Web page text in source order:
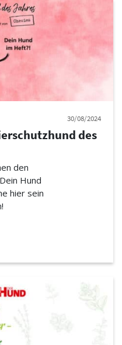
30/08/2024
des
den
Hund
hier sein